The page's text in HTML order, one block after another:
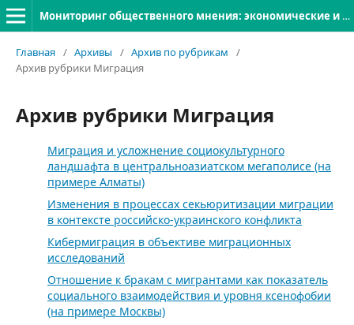
Мониторинг общественного мнения: экономические и социальные перемены
Главная / Архивы / Архив по рубрикам
/
Архив рубрики Миграция
Архив рубрики Миграция
Миграция и усложнение социокультурного
ландшафта в центральноазиатском мегаполисе (на
примере Алматы)
Изменения в процессах секьюритизации миграции
в контексте российско-украинского конфликта
Кибермиграция в объективе миграционных
исследований
Отношение к бракам с мигрантами как показатель
социального взаимодействия и уровня ксенофобии
(на примере Москвы)